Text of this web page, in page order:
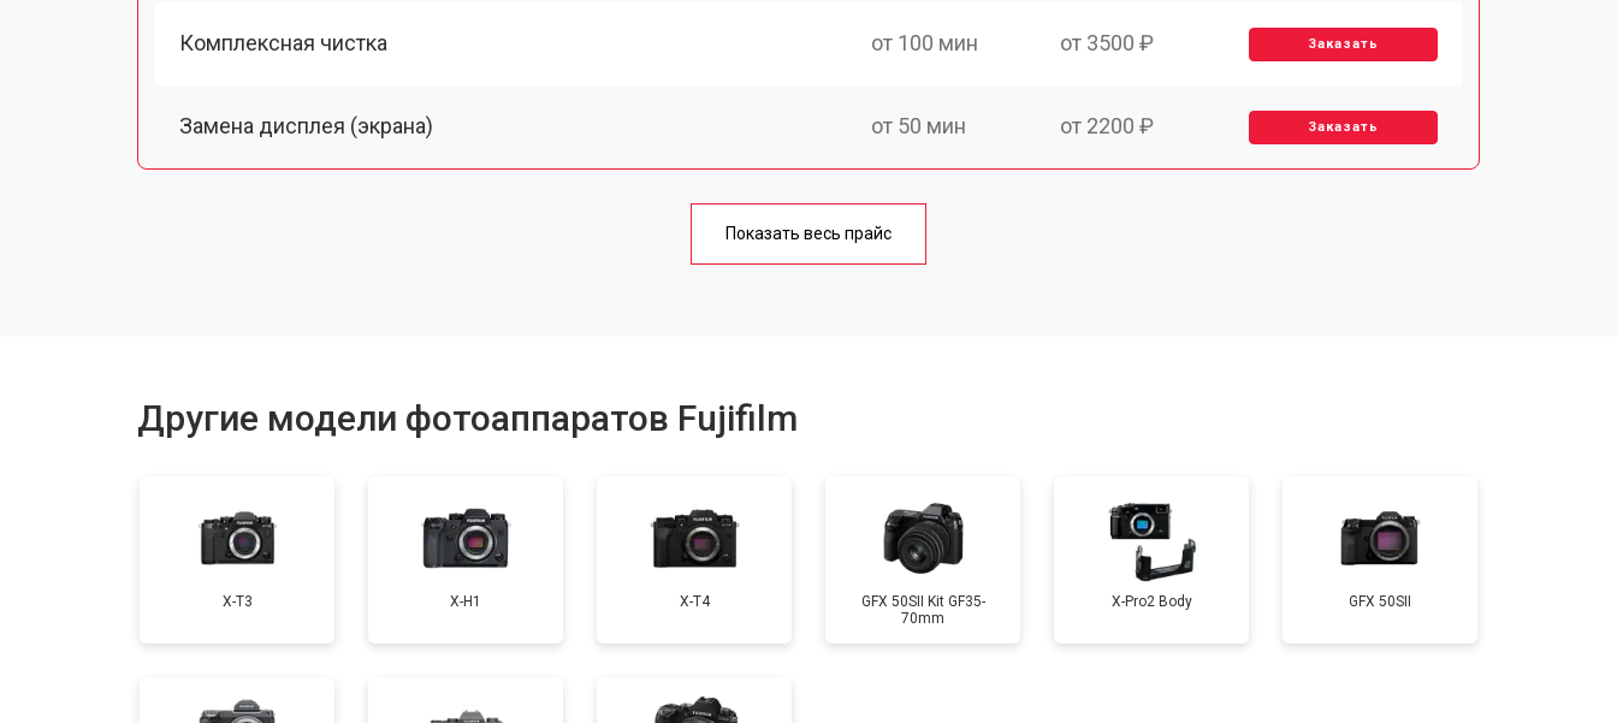
Комплексная чистка от 100 мин от 3500 ₽ Заказать
Замена дисплея (экрана) от 50 мин от 2200 ₽ Заказать
от 80 мин
Замена затвора от 80 мин от 2300 ₽ Заказать
от 70 мин
Чистка матрицы
Показать весь прайс
Другие модели фотоаппаратов Fujifilm
X-T3 X-H1 X-T4
GFX 50SII Kit GF35-
70mm
X-Pro2 Body GFX 50SII